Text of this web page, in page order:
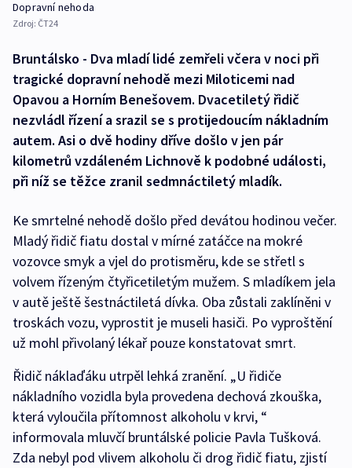
Dopravní nehoda
Zdroj: ČT24
Bruntálsko - Dva mladí lidé zemřeli včera v noci při
tragické dopravní nehodě mezi Miloticemi nad
Opavou a Horním Benešovem. Dvacetiletý řidič
nezvládl řízení a srazil se s protijedoucím nákladním
autem. Asi o dvě hodiny dříve došlo v jen pár
kilometrů vzdáleném Lichnově k podobné události,
při níž se těžce zranil sedmnáctiletý mladík.
Ke smrtelné nehodě došlo před devátou hodinou večer.
Mladý řidič fiatu dostal v mírné zatáčce na mokré
vozovce smyk a vjel do protisměru, kde se střetl s
volvem řízeným čtyřicetiletým mužem. S mladíkem jela
v autě ještě šestnáctiletá dívka. Oba zůstali zaklíněni v
troskách vozu, vyprostit je museli hasiči. Po vyproštění
už mohl přivolaný lékař pouze konstatovat smrt.
Řidič náklaďáku utrpěl lehká zranění. „U řidiče
nákladního vozidla byla provedena dechová zkouška,
která vyloučila přítomnost alkoholu v krvi, “
informovala mluvčí bruntálské policie Pavla Tušková.
Zda nebyl pod vlivem alkoholu či drog řidič fiatu, zjistí